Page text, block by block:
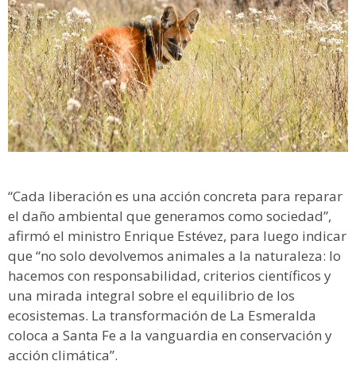
“Cada liberación es una acción concreta para reparar
el daño ambiental que generamos como sociedad”,
afirmó el ministro Enrique Estévez, para luego indicar
que “no solo devolvemos animales a la naturaleza: lo
hacemos con responsabilidad, criterios científicos y
una mirada integral sobre el equilibrio de los
ecosistemas. La transformación de La Esmeralda
coloca a Santa Fe a la vanguardia en conservación y
acción climática”.